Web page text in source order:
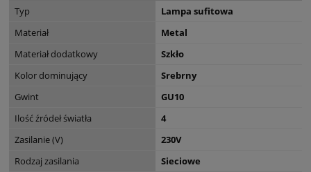
Typ
Lampa sufitowa
Materiał
Metal
Materiał dodatkowy
Szkło
Kolor dominujący
Srebrny
Gwint
GU10
Ilość źródeł światła
4
Zasilanie (V)
230V
Rodzaj zasilania
Sieciowe